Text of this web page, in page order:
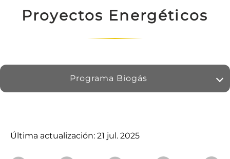
Proyectos Energéticos
Programa Biogás
Última actualización: 21 jul. 2025